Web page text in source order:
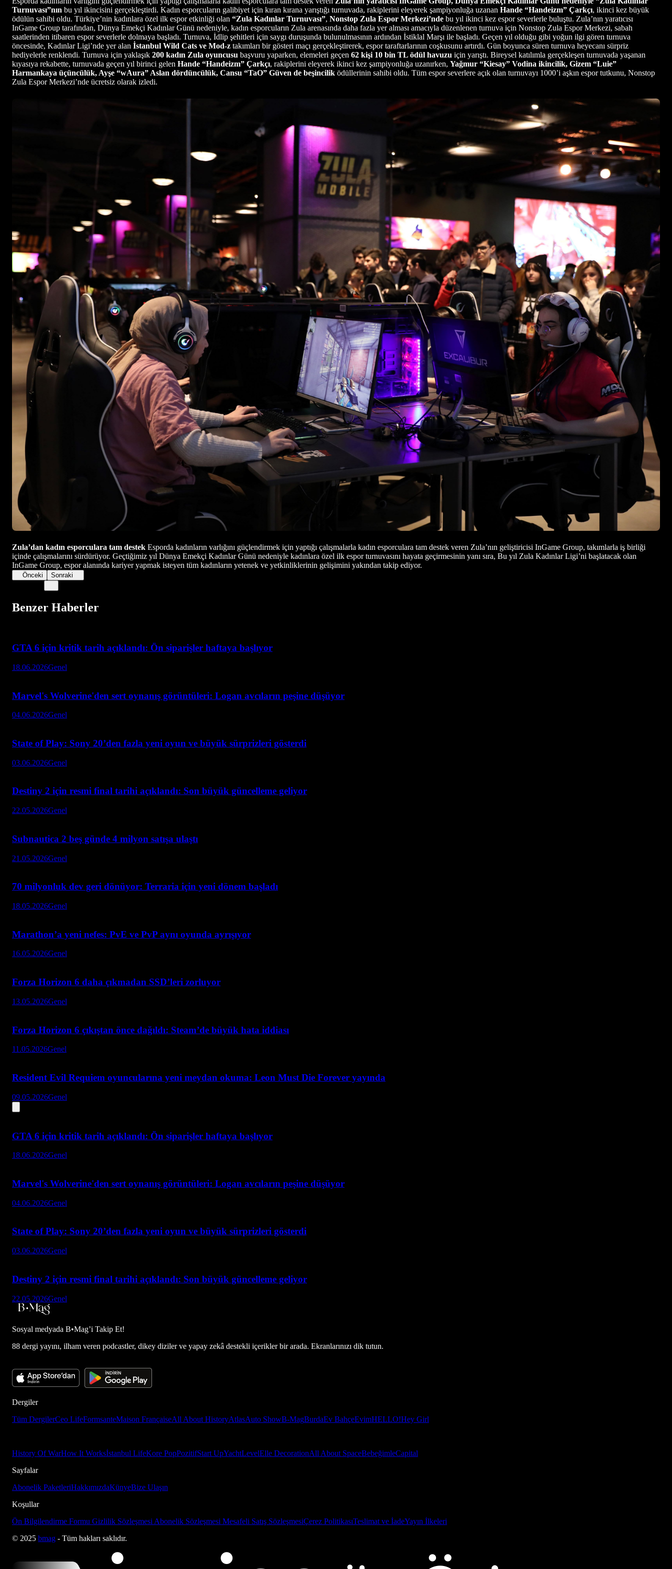
Turnuvası”nın bu yıl ikincisini gerçekleştirdi. Kadın esporcuların galibiyet için kıran kırana yarıştığı turnuvada, rakiplerini eleyerek şampiyonluğa uzanan Hande “Handeizm” Çarkçı, ikinci kez büyük
ödülün sahibi oldu. Türkiye’nin kadınlara özel ilk espor etkinliği olan “Zula Kadınlar Turnuvası”, Nonstop Zula Espor Merkezi’nde bu yıl ikinci kez espor severlerle buluştu. Zula’nın yaratıcısı
InGame Group tarafından, Dünya Emekçi Kadınlar Günü nedeniyle, kadın esporcuların Zula arenasında daha fazla yer alması amacıyla düzenlenen turnuva için Nonstop Zula Espor Merkezi, sabah
saatlerinden itibaren espor severlerle dolmaya başladı. Turnuva, İdlip şehitleri için saygı duruşunda bulunulmasının ardından İstiklal Marşı ile başladı. Geçen yıl olduğu gibi yoğun ilgi gören turnuva
öncesinde, Kadınlar Ligi’nde yer alan İstanbul Wild Cats ve Mod-z takımları bir gösteri maçı gerçekleştirerek, espor taraftarlarının coşkusunu artırdı. Gün boyunca süren turnuva heyecanı sürpriz
hediyelerle renklendi. Turnuva için yaklaşık 200 kadın Zula oyuncusu başvuru yaparken, elemeleri geçen 62 kişi 10 bin TL ödül havuzu için yarıştı. Bireysel katılımla gerçekleşen turnuvada yaşanan
kıyasıya rekabette, turnuvada geçen yıl birinci gelen Hande “Handeizm” Çarkçı, rakiplerini eleyerek ikinci kez şampiyonluğa uzanırken, Yağmur “Kiesay” Vodina ikincilik, Gizem “Luie”
Harmankaya üçüncülük, Ayşe “wAura” Aslan dördüncülük, Cansu “TaO” Güven de beşincilik ödüllerinin sahibi oldu. Tüm espor severlere açık olan turnuvayı 1000’i aşkın espor tutkunu, Nonstop
Zula Espor Merkezi’nde ücretsiz olarak izledi.
Zula’dan kadın esporculara tam destek Esporda kadınların varlığını güçlendirmek için yaptığı çalışmalarla kadın esporculara tam destek veren Zula’nın geliştiricisi InGame Group, takımlarla iş birliği
içinde çalışmalarını sürdürüyor. Geçtiğimiz yıl Dünya Emekçi Kadınlar Günü nedeniyle kadınlara özel ilk espor turnuvasını hayata geçirmesinin yanı sıra, Bu yıl Zula Kadınlar Ligi’ni başlatacak olan
InGame Group, espor alanında kariyer yapmak isteyen tüm kadınların yetenek ve yetkinliklerinin gelişimini yakından takip ediyor.
Önceki Sonraki
Benzer Haberler
GTA 6 için kritik tarih açıklandı: Ön siparişler haftaya başlıyor
18.06.2026Genel
Marvel's Wolverine'den sert oynanış görüntüleri: Logan avcıların peşine düşüyor
04.06.2026Genel
State of Play: Sony 20’den fazla yeni oyun ve büyük sürprizleri gösterdi
03.06.2026Genel
Destiny 2 için resmi final tarihi açıklandı: Son büyük güncelleme geliyor
22.05.2026Genel
Subnautica 2 beş günde 4 milyon satışa ulaştı
21.05.2026Genel
70 milyonluk dev geri dönüyor: Terraria için yeni dönem başladı
18.05.2026Genel
Marathon’a yeni nefes: PvE ve PvP aynı oyunda ayrışıyor
16.05.2026Genel
Forza Horizon 6 daha çıkmadan SSD’leri zorluyor
13.05.2026Genel
Forza Horizon 6 çıkıştan önce dağıldı: Steam’de büyük hata iddiası
11.05.2026Genel
Resident Evil Requiem oyuncularına yeni meydan okuma: Leon Must Die Forever yayında
09.05.2026Genel
GTA 6 için kritik tarih açıklandı: Ön siparişler haftaya başlıyor
18.06.2026Genel
Marvel's Wolverine'den sert oynanış görüntüleri: Logan avcıların peşine düşüyor
04.06.2026Genel
State of Play: Sony 20’den fazla yeni oyun ve büyük sürprizleri gösterdi
03.06.2026Genel
Destiny 2 için resmi final tarihi açıklandı: Son büyük güncelleme geliyor
22.05.2026Genel
Sosyal medyada B•Mag’i Takip Et!
88 dergi yayını, ilham veren podcastler, dikey diziler ve yapay zekâ destekli içerikler bir arada. Ekranlarınızı dik tutun.
Dergiler
Tüm DergilerCeo LifeFormsanteMaison FrançaiseAll About HistoryAtlasAuto ShowB-MagBurdaEv BahçeEvimHELLO!Hey Girl
History Of WarHow It Worksİstanbul LifeKore PopPozitifStart UpYachtLevelElle DecorationAll About SpaceBebeğimleCapital
Sayfalar
Abonelik PaketleriHakkımızdaKünyeBize Ulaşın
Koşullar
Ön Bilgilendirme Formu Gizlilik Sözleşmesi Abonelik Sözleşmesi Mesafeli Satış SözleşmesiÇerez PolitikasıTeslimat ve İadeYayın İlkeleri
© 2025 bmag - Tüm hakları saklıdır.